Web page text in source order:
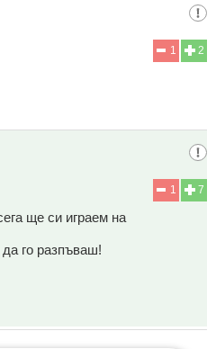
2
1
7
1
ще си играем на
го разпъваш!